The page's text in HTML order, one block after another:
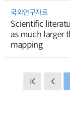
국외연구자료
Scientific
as much larger
mapping